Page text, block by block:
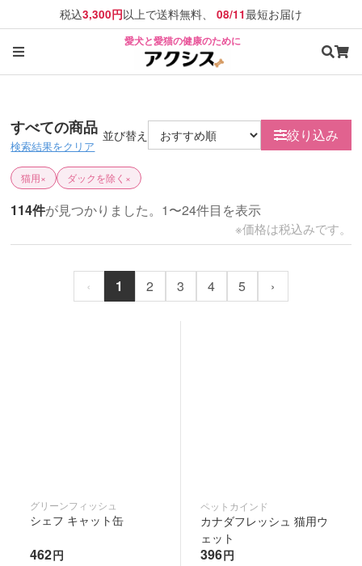
税込3,300円以上で送料無料、 08/11最短お届け
愛犬と愛猫の健康のために
すべての商品
検索結果をクリア
並び替え 絞り込み
猫用× ダックを除く ×
114件が見つかりました。1〜24件目を表示
※価格は税込みです。
‹ 1 2 3 4 5 ›
グリーンフィッシュ
シェフ キャット缶
462円
ペットカインド
カナダフレッシュ 猫用ウ
ェット
396円